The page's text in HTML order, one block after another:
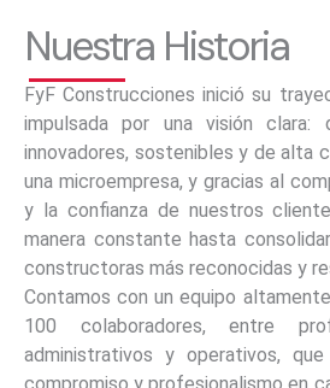
Nuestra Historia
FyF Construcciones inició su
impulsada por una visión clara:
innovadores, sostenibles y de alta
una microempresa, y gracias al
y la confianza de nuestros
manera constante hasta
constructoras más reconocidas y
Contamos con un equipo
100 colaboradores, entre
administrativos y operativos,